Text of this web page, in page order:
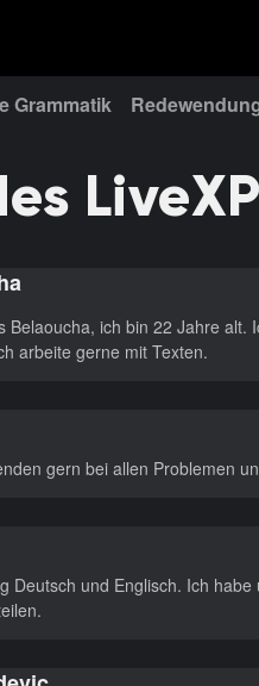
Grammatik
Belaoucha, ich bin 22 Jahre
arbeite gerne mit Texten.
gern bei allen Problemen
Deutsch und Englisch. Ich